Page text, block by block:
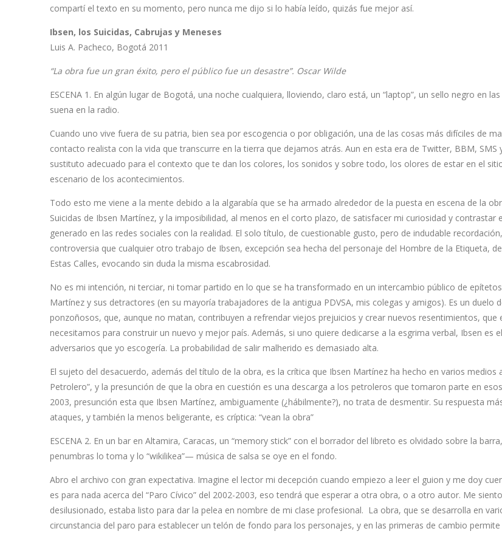
compartí el texto en su momento, pero nunca me dijo si lo había leído, quizás fue mejor así.
Ibsen, los Suicidas, Cabrujas y Meneses
Luis A. Pacheco, Bogotá 2011
“La obra fue un gran éxito, pero el público fue un desastre”. Oscar Wilde
ESCENA 1. En algún lugar de Bogotá, una noche cualquiera, lloviendo, claro está, un “laptop”, un sello negro en
suena en la radio.
Cuando uno vive fuera de su patria, bien sea por escogencia o por obligación, una de las cosas más difíciles de
contacto realista con la vida que transcurre en la tierra que dejamos atrás. Aun en esta era de Twitter, BBM, SMS
sustituto adecuado para el contexto que te dan los colores, los sonidos y sobre todo, los olores de estar en el
escenario de los acontecimientos.
Todo esto me viene a la mente debido a la algarabía que se ha armado alrededor de la puesta en escena de la
Suicidas de Ibsen Martínez, y la imposibilidad, al menos en el corto plazo, de satisfacer mi curiosidad y contrastar
generado en las redes sociales con la realidad. El solo título, de cuestionable gusto, pero de indudable
controversia que cualquier otro trabajo de Ibsen, excepción sea hecha del personaje del Hombre de la Etiqueta,
Estas Calles, evocando sin duda la misma escabrosidad.
No es mi intención, ni terciar, ni tomar partido en lo que se ha transformado en un intercambio público de
Martínez y sus detractores (en su mayoría trabajadores de la antigua PDVSA, mis colegas y amigos). Es un duelo
ponzoñosos, que, aunque no matan, contribuyen a refrendar viejos prejuicios y crear nuevos resentimientos, que
necesitamos para construir un nuevo y mejor país. Además, si uno quiere dedicarse a la esgrima verbal, Ibsen es
adversarios que yo escogería. La probabilidad de salir malherido es demasiado alta.
El sujeto del desacuerdo, además del título de la obra, es la crítica que Ibsen Martínez ha hecho en varios medios
Petrolero”, y la presunción de que la obra en cuestión es una descarga a los petroleros que tomaron parte en
2003, presunción esta que Ibsen Martínez, ambiguamente (¿hábilmente?), no trata de desmentir. Su respuesta
ataques, y también la menos beligerante, es críptica: “vean la obra”
ESCENA 2. En un bar en Altamira, Caracas, un “memory stick” con el borrador del libreto es olvidado sobre la
penumbras lo toma y lo “wikilikea”— música de salsa se oye en el fondo.
Abro el archivo con gran expectativa. Imagine el lector mi decepción cuando empiezo a leer el guion y me doy
es para nada acerca del “Paro Cívico” del 2002-2003, eso tendrá que esperar a otra obra, o a otro autor. Me
desilusionado, estaba listo para dar la pelea en nombre de mi clase profesional. La obra, que se desarrolla en
circunstancia del paro para establecer un telón de fondo para los personajes, y en las primeras de cambio